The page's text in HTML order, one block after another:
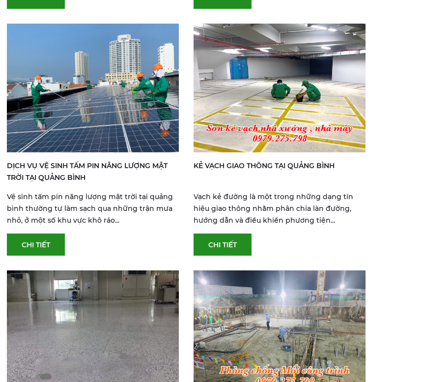
DỊCH VỤ VỆ SINH TẤM PIN NĂNG LƯỢNG MẶT
TRỜI TẠI QUẢNG BÌNH
Vệ sinh tấm pin năng lượng mặt trời tại quảng
bình thường tự làm sạch qua những trận mưa
nhỏ, ở một số khu vực khô ráo...
CHI TIẾT
KẺ VẠCH GIAO THÔNG TẠI QUẢNG BÌNH
Vạch kẻ đường là một trong những dạng tín
hiệu giao thông nhằm phân chia làn đường,
hướng dẫn và điều khiển phương tiện...
CHI TIẾT